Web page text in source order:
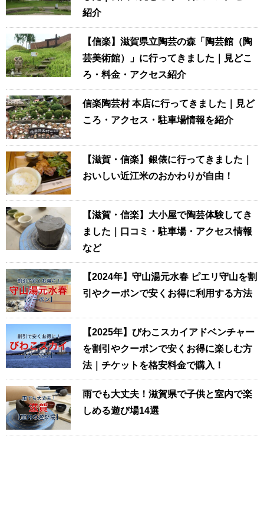
紹介
【信楽】滋賀県立陶芸の森「陶芸館（陶
芸美術館）」に行ってきました｜見どこ
ろ・料金・アクセス紹介
信楽陶芸村 本店に行ってきました｜見ど
ころ・アクセス・駐車場情報を紹介
【滋賀・信楽】銀俵に行ってきました｜
おいしい近江米のおかわりが自由！
【滋賀・信楽】大小屋で陶芸体験してき
ました｜口コミ・駐車場・アクセス情報
など
【2024年】守山湯元水春 ピエリ守山を割
引やクーポンで安くお得に利用する方法
【2025年】びわこスカイアドベンチャー
を割引やクーポンで安くお得に楽しむ方
法｜チケットを格安料金で購入！
雨でも大丈夫！滋賀県で子供と室内で楽
しめる遊び場14選